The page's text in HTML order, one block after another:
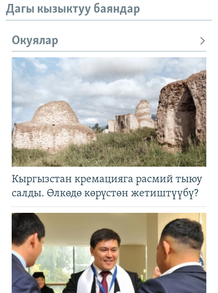
Дагы кызыктуу баяндар
Окуялар
Кыргызстан кремацияга расмий тыюу
салды. Өлкөдө көрүстөн жетиштүүбү?